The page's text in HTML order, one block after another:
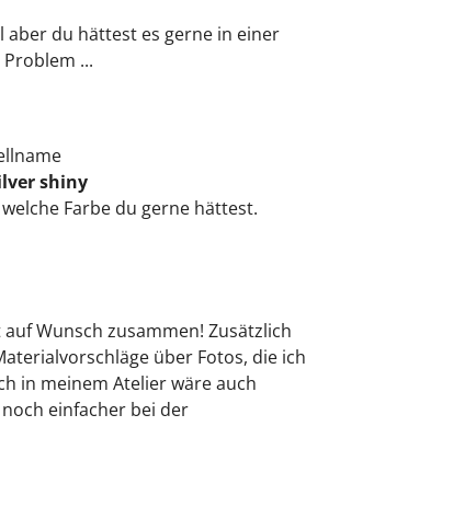
aber du hättest es gerne in einer
...
shiny
Farbe du gerne hättest.
Wunsch zusammen! Zusätzlich
über Fotos, die ich
in meinem Atelier wäre auch
einfacher bei der